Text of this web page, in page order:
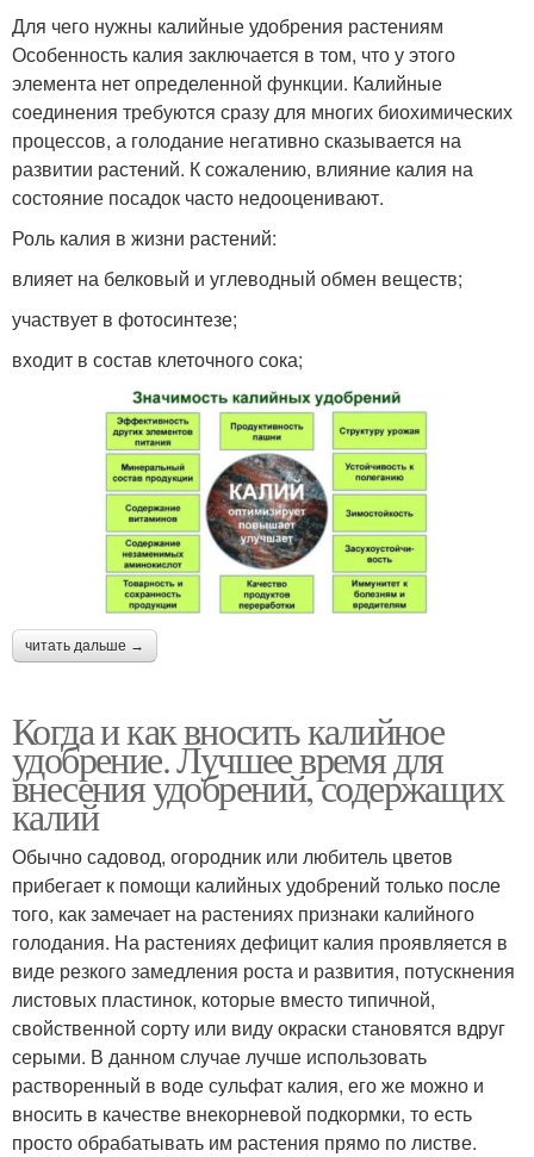
Для чего нужны калийные удобрения растениям
Особенность калия заключается в том, что у этого
элемента нет определенной функции. Калийные
соединения требуются сразу для многих биохимических
процессов, а голодание негативно сказывается на
развитии растений. К сожалению, влияние калия на
состояние посадок часто недооценивают.
Роль калия в жизни растений:
влияет на белковый и углеводный обмен веществ;
участвует в фотосинтезе;
входит в состав клеточного сока;
читать дальше →
Когда и как вносить калийное
удобрение. Лучшее время для
внесения удобрений, содержащих
калий
Обычно садовод, огородник или любитель цветов
прибегает к помощи калийных удобрений только после
того, как замечает на растениях признаки калийного
голодания. На растениях дефицит калия проявляется в
виде резкого замедления роста и развития, потускнения
листовых пластинок, которые вместо типичной,
свойственной сорту или виду окраски становятся вдруг
серыми. В данном случае лучше использовать
растворенный в воде сульфат калия, его же можно и
вносить в качестве внекорневой подкормки, то есть
просто обрабатывать им растения прямо по листве.